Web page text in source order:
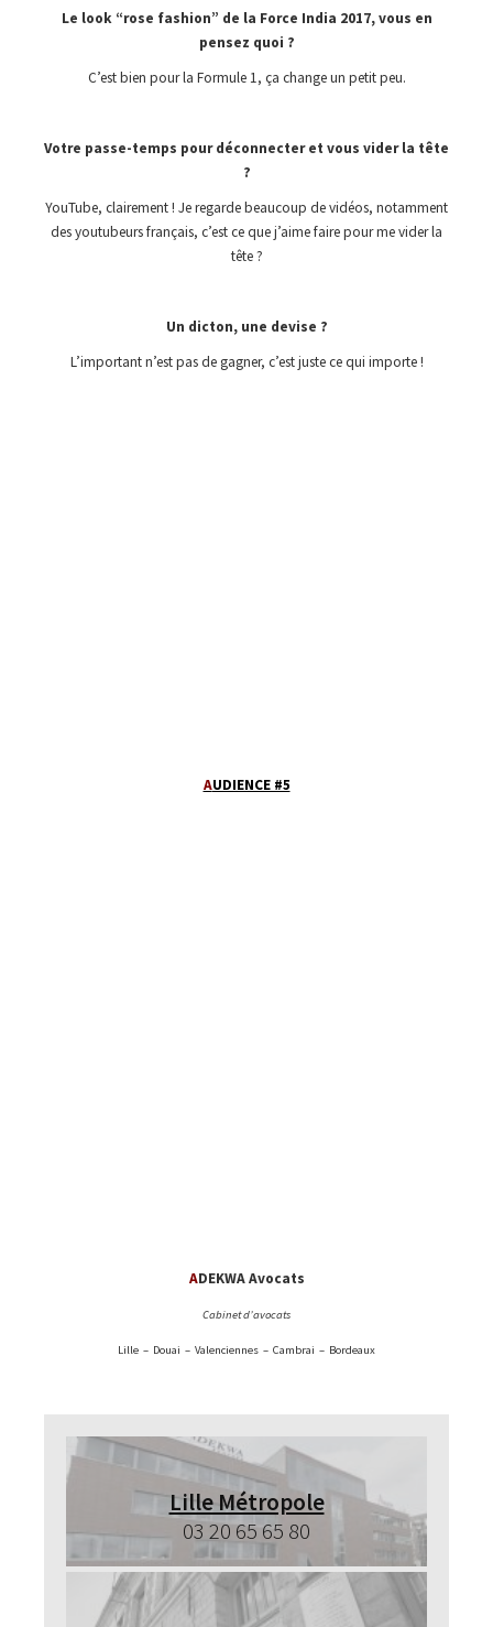
Le look “rose fashion” de la Force India 2017, vous en
pensez quoi ?
C’est bien pour la Formule 1, ça change un petit peu.
Votre passe-temps pour déconnecter et vous vider la tête
?
YouTube, clairement ! Je regarde beaucoup de vidéos, notamment
des youtubeurs français, c’est ce que j’aime faire pour me vider la
tête ?
Un dicton, une devise ?
L’important n’est pas de gagner, c’est juste ce qui importe !
AUDIENCE #5
ADEKWA Avocats
Cabinet d’avocats
Lille – Douai – Valenciennes – Cambrai – Bordeaux
Lille Métropole
03 20 65 65 80